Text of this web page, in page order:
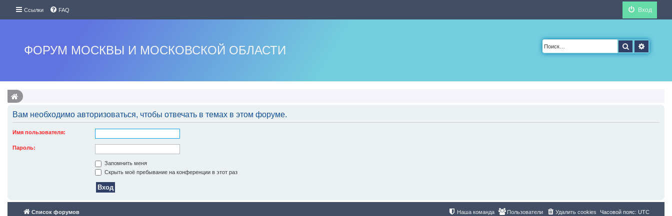
Ссылки FAQ Вход
ФОРУМ МОСКВЫ И МОСКОВСКОЙ ОБЛАСТИ Поиск
Вам необходимо авторизоваться, чтобы отвечать в темах в этом форуме.
Имя пользователя:
Пароль:
Запомнить меня
Скрыть моё пребывание на конференции в этот раз
Список форумов Часовой пояс: UTC
Удалить cookies
Пользователи
Наша команда